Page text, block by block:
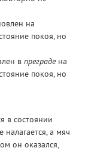
на
покоя, но
в преграде на
покоя, но
в состоянии
налагается, а мяч
он оказался,